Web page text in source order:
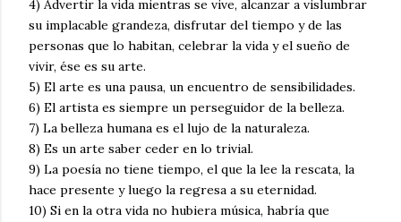
4) Advertir la vida mientras se vive, alcanzar a vislumbrar
su implacable grandeza, disfrutar del tiempo y de las
personas que lo habitan, celebrar la vida y el sueño de
vivir, ése es su arte.
5) El arte es una pausa, un encuentro de sensibilidades.
6) El artista es siempre un perseguidor de la belleza.
7) La belleza humana es el lujo de la naturaleza.
8) Es un arte saber ceder en lo trivial.
9) La poesía no tiene tiempo, el que la lee la rescata, la
hace presente y luego la regresa a su eternidad.
10) Si en la otra vida no hubiera música, habría que